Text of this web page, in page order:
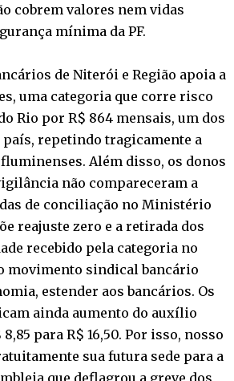
cobrem valores nem vidas
mínima da PF.
de Niterói e Região apoia a
uma categoria que corre risco
Rio por R$ 864 mensais, um dos
repetindo tragicamente a
fluminenses. Além disso, os donos
não compareceram a
de conciliação no Ministério
reajuste zero e a retirada dos
recebido pela categoria no
movimento sindical bancário
estender aos bancários. Os
ainda aumento do auxílio
para R$ 16,50. Por isso, nosso
sua futura sede para a
que deflagrou a greve dos